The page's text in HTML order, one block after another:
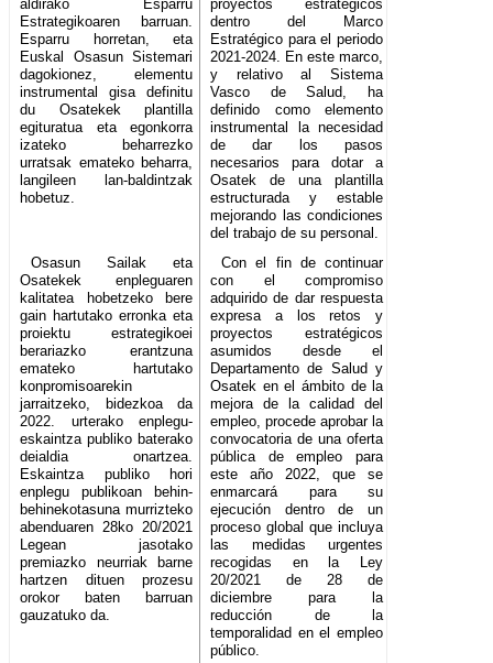
aldirako Esparru
Estrategikoaren barruan.
Esparru horretan, eta
Euskal Osasun Sistemari
dagokionez, elementu
instrumental gisa definitu
du Osatekek plantilla
egituratua eta egonkorra
izateko beharrezko
urratsak emateko beharra,
langileen lan-baldintzak
hobetuz.
proyectos estratégicos
dentro del Marco
Estratégico para el periodo
2021-2024. En este marco,
y relativo al Sistema
Vasco de Salud, ha
definido como elemento
instrumental la necesidad
de dar los pasos
necesarios para dotar a
Osatek de una plantilla
estructurada y estable
mejorando las condiciones
del trabajo de su personal.
Osasun Sailak eta
Osatekek enpleguaren
kalitatea hobetzeko bere
gain hartutako erronka eta
proiektu estrategikoei
berariazko erantzuna
emateko hartutako
konpromisoarekin
jarraitzeko, bidezkoa da
2022. urterako enplegu-
eskaintza publiko baterako
deialdia onartzea.
Eskaintza publiko hori
enplegu publikoan behin-
behinekotasuna murrizteko
abenduaren 28ko 20/2021
Legean jasotako
premiazko neurriak barne
hartzen dituen prozesu
orokor baten barruan
gauzatuko da.
Con el fin de continuar
con el compromiso
adquirido de dar respuesta
expresa a los retos y
proyectos estratégicos
asumidos desde el
Departamento de Salud y
Osatek en el ámbito de la
mejora de la calidad del
empleo, procede aprobar la
convocatoria de una oferta
pública de empleo para
este año 2022, que se
enmarcará para su
ejecución dentro de un
proceso global que incluya
las medidas urgentes
recogidas en la Ley
20/2021 de 28 de
diciembre para la
reducción de la
temporalidad en el empleo
público.